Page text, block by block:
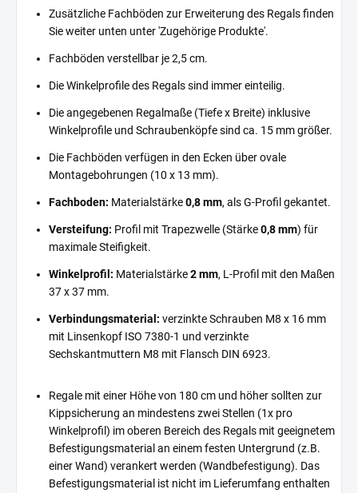
Zusätzliche Fachböden zur Erweiterung des Regals finden
Sie weiter unten unter 'Zugehörige Produkte'.
Fachböden verstellbar je 2,5 cm.
Die Winkelprofile des Regals sind immer einteilig.
Die angegebenen Regalmaße (Tiefe x Breite) inklusive
Winkelprofile und Schraubenköpfe sind ca. 15 mm größer.
Die Fachböden verfügen in den Ecken über ovale
Montagebohrungen (10 x 13 mm).
Fachboden: Materialstärke0,8 mm, als G-Profil gekantet.
Versteifung: Profil mit Trapezwelle (Stärke0,8 mm) für
maximale Steifigkeit.
Winkelprofil: Materialstärke2 mm, L-Profil mit den Maßen
37 x 37 mm.
Verbindungsmaterial: verzinkte Schrauben M8 x 16 mm
mit Linsenkopf ISO 7380-1 und verzinkte
Sechskantmuttern M8 mit Flansch DIN 6923.
Regale mit einer Höhe von 180 cm und höher sollten zur
Kippsicherung an mindestens zwei Stellen (1x pro
Winkelprofil) im oberen Bereich des Regals mit geeignetem
Befestigungsmaterial an einem festen Untergrund (z.B.
einer Wand) verankert werden (Wandbefestigung). Das
Befestigungsmaterial ist nicht im Lieferumfang enthalten